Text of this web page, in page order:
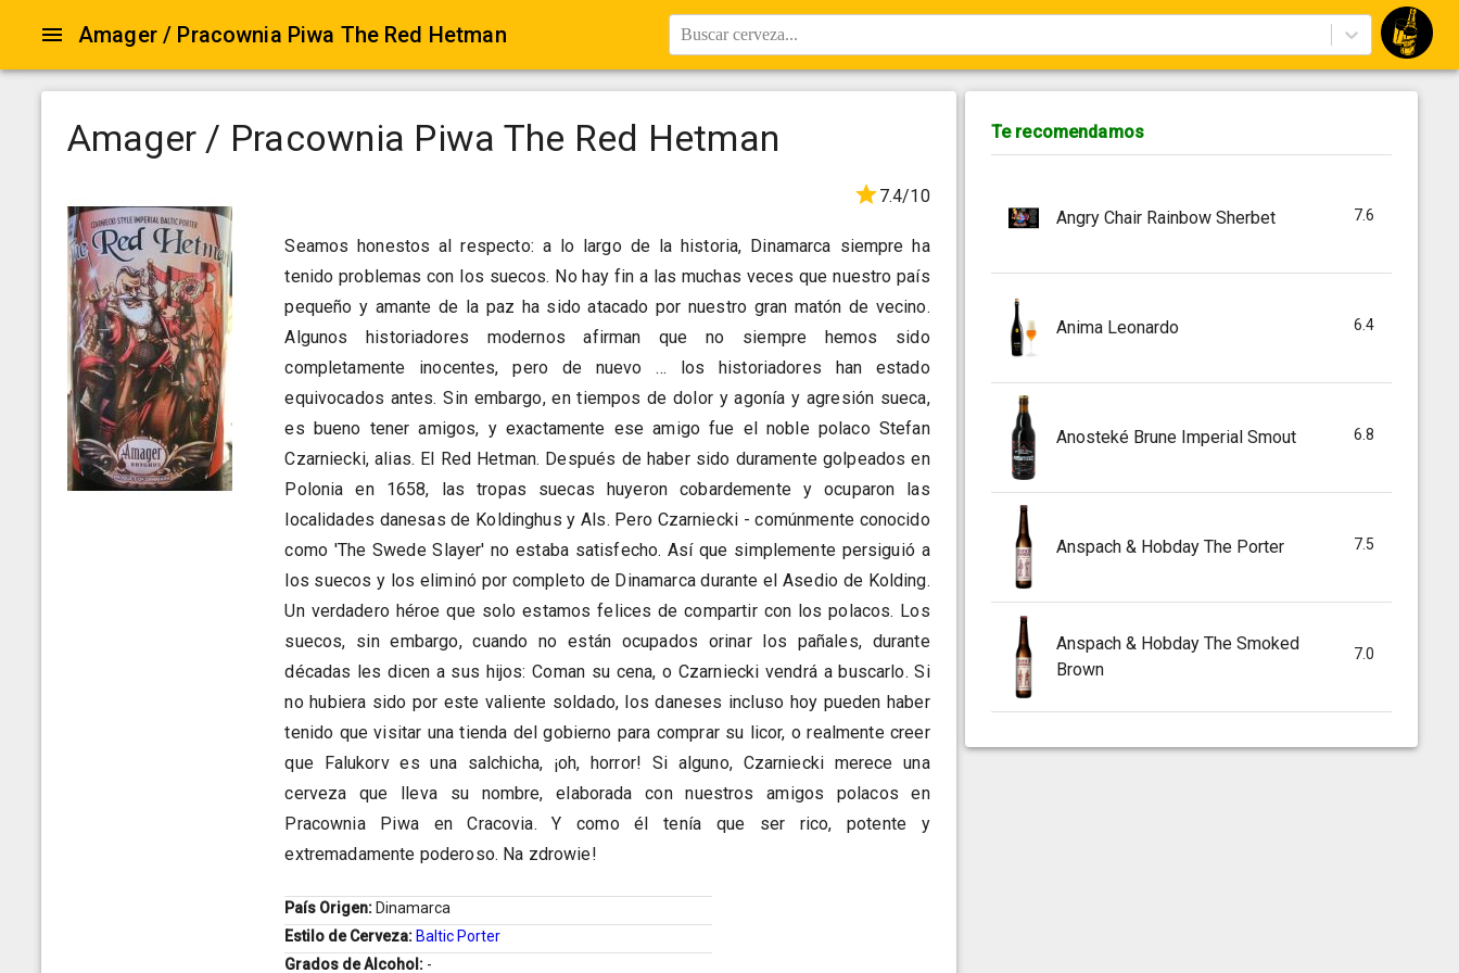
Amager / Pracownia Piwa The Red Hetman Buscar cerveza...
Amager / Pracownia Piwa The Red Hetman
7.4/10
Seamos honestos al respecto: a lo largo de la historia, Dinamarca siempre ha
tenido problemas con los suecos. No hay fin a las muchas veces que nuestro país
pequeño y amante de la paz ha sido atacado por nuestro gran matón de vecino.
Algunos historiadores modernos afirman que no siempre hemos sido
completamente inocentes, pero de nuevo ... los historiadores han estado
equivocados antes. Sin embargo, en tiempos de dolor y agonía y agresión sueca,
es bueno tener amigos, y exactamente ese amigo fue el noble polaco Stefan
Czarniecki, alias. El Red Hetman. Después de haber sido duramente golpeados en
Polonia en 1658, las tropas suecas huyeron cobardemente y ocuparon las
localidades danesas de Koldinghus y Als. Pero Czarniecki - comúnmente conocido
como 'The Swede Slayer' no estaba satisfecho. Así que simplemente persiguió a
los suecos y los eliminó por completo de Dinamarca durante el Asedio de Kolding.
Un verdadero héroe que solo estamos felices de compartir con los polacos. Los
suecos, sin embargo, cuando no están ocupados orinar los pañales, durante
décadas les dicen a sus hijos: Coman su cena, o Czarniecki vendrá a buscarlo. Si
no hubiera sido por este valiente soldado, los daneses incluso hoy pueden haber
tenido que visitar una tienda del gobierno para comprar su licor, o realmente creer
que Falukorv es una salchicha, ¡oh, horror! Si alguno, Czarniecki merece una
cerveza que lleva su nombre, elaborada con nuestros amigos polacos en
Pracownia Piwa en Cracovia. Y como él tenía que ser rico, potente y
extremadamente poderoso. Na zdrowie!
País Origen: Dinamarca
Estilo de Cerveza: Baltic Porter
Grados de Alcohol: -
Te recomendamos
Angry Chair Rainbow Sherbet 7.6
Anima Leonardo 6.4
Anosteké Brune Imperial Smout 6.8
Anspach & Hobday The Porter 7.5
Anspach & Hobday The Smoked
Brown
7.0